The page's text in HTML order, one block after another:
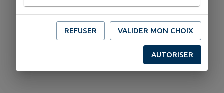
REFUSER VALIDER MON CHOIX
AUTORISER